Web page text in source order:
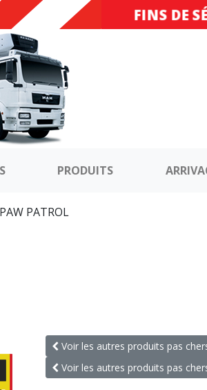
FINS DE
PRODUITS
PAW PATROL
Voir les autres produits pas
Voir les autres produits pas